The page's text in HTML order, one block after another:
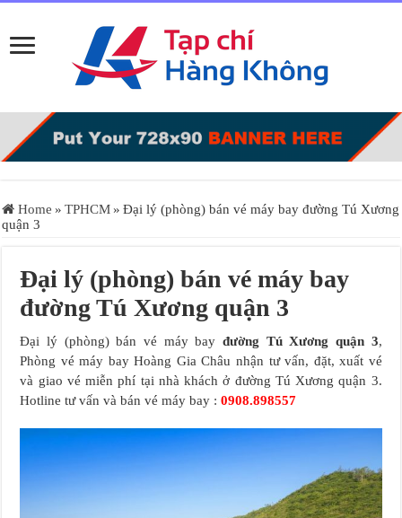
Home » TPHCM » Đại lý (phòng) bán vé máy bay đường Tú Xương
quận 3
Đại lý (phòng) bán vé máy bay
đường Tú Xương quận 3
Đại lý (phòng) bán vé máy bayđường Tú Xương quận 3,
Phòng vé máy bay Hoàng Gia Châu nhận tư vấn, đặt, xuất vé
và giao vé miễn phí tại nhà khách ở đường Tú Xương quận 3.
Hotline tư vấn và bán vé máy bay :0908.898557